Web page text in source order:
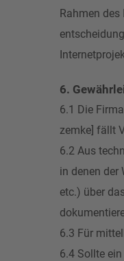
Rahmen
6.
6.1 Die
zemke] fällt
6.2 Aus
in denen der
etc.) über
6.3 Für
6.4 Sollte